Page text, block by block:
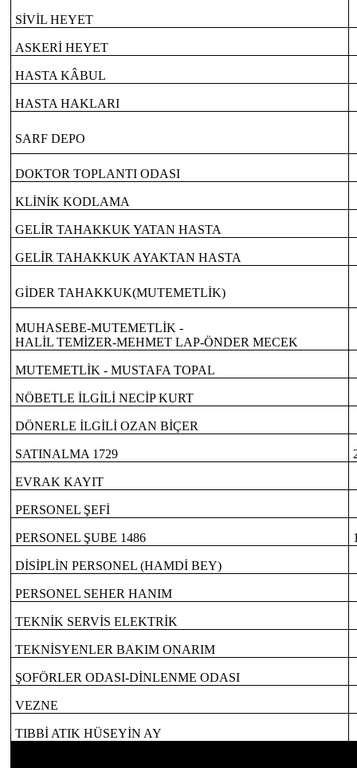
SİVİL HEYET
ASKERİ HEYET
HASTA KÂBUL
HASTA HAKLARI
SARF DEPO
DOKTOR TOPLANTI ODASI
KLİNİK KODLAMA
GELİR TAHAKKUK YATAN HASTA
GELİR TAHAKKUK AYAKTAN HASTA
GİDER TAHAKKUK(MUTEMETLİK)
MUHASEBE-MUTEMETLİK -
HALİL TEMİZER-MEHMET LAP-ÖNDER MECEK
MUTEMETLİK - MUSTAFA TOPAL
NÖBETLE İLGİLİ NECİP KURT
DÖNERLE İLGİLİ OZAN BİÇER
SATINALMA 1729
EVRAK KAYIT
PERSONEL ŞEFİ
PERSONEL ŞUBE 1486
DİSİPLİN PERSONEL (HAMDİ BEY)
PERSONEL SEHER HANIM
TEKNİK SERVİS ELEKTRİK
TEKNİSYENLER BAKIM ONARIM
ŞOFÖRLER ODASI-DİNLENME ODASI
VEZNE
TIBBİ ATIK HÜSEYİN AY